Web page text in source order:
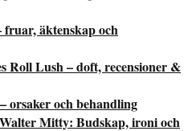
äktenskap och
Roll Lush – doft, recensioner &
orsaker och behandling
Mitty: Budskap, ironi och